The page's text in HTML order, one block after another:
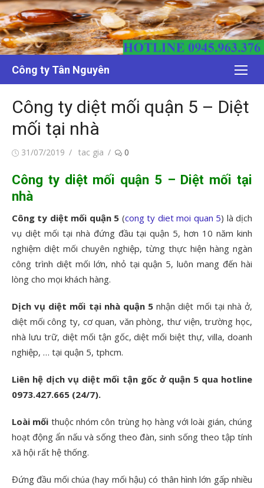
Chuyển
tới
nội
dung
Công ty Tân Nguyên
Công ty diệt mối quận 5 – Diệt
mối tại nhà
Đăng31/07/2019
Tác
tac gia 0
Công ty diệt mối quận 5 – Diệt mối tại
nhà
Công ty diệt mối quận 5 (cong ty diet moi quan 5) là dịch
vụ diệt mối tại nhà đứng đầu tại quận 5, hơn 10 năm kinh
nghiệm diệt mối chuyên nghiệp, từng thực hiện hàng ngàn
công trình diệt mối lớn, nhỏ tại quận 5, luôn mang đến hài
lòng cho mọi khách hàng.
Dịch vụ diệt mối tại nhà quận 5 nhận diệt mối tại nhà ở,
diệt mối công ty, cơ quan, văn phòng, thư viện, trường học,
nhà lưu trữ, diệt mối tận gốc, diệt mối biệt thự, villa, doanh
nghiệp, … tại quận 5, tphcm.
Liên hệ dịch vụ diệt mối tận gốc ở quận 5 qua hotline
0973.427.665 (24/7).
Loài mối thuộc nhóm côn trùng họ hàng với loài gián, chúng
hoạt động ẩn nấu và sống theo đàn, sinh sống theo tập tính
xã hội rất hệ thống.
Đứng đầu mối chúa (hay mối hậu) có thân hình lớn gấp nhiều